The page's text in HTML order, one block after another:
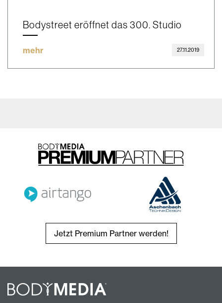
Bodystreet eröffnet das 300. Studio
mehr 27.11.2019
Jetzt Premium Partner werden!